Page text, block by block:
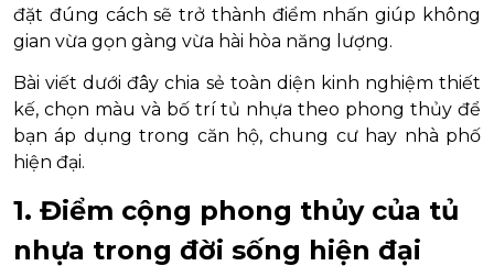
đặt đúng cách sẽ trở thành điểm nhấn giúp không
gian vừa gọn gàng vừa hài hòa năng lượng.
Bài viết dưới đây chia sẻ toàn diện kinh nghiệm thiết
kế, chọn màu và bố trí tủ nhựa theo phong thủy để
bạn áp dụng trong căn hộ, chung cư hay nhà phố
hiện đại.
1. Điểm cộng phong thủy của tủ
nhựa trong đời sống hiện đại